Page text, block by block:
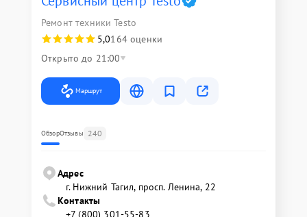
Ремонт техники Testo
5,0164 оценки
Открыто до 21:00
Маршрут
ОбзорОтзывы 240
Адрес
г. Нижний Тагил, просп. Ленина, 22
Контакты
+7 (800) 301-55-83